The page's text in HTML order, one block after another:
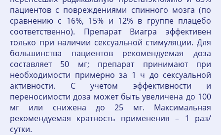
пациентов с повреждениями спинного мозга (по
сравнению с 16%, 15% и 12% в группе плацебо
соответственно). Препарат Виагра эффективен
только при наличии сексуальной стимуляции. Для
большинства пациентов рекомендуемая доза
составляет 50 мг; препарат принимают при
необходимости примерно за 1 ч до сексуальной
активности. С учетом эффективности и
переносимости доза может быть увеличена до 100
мг или снижена до 25 мг. Максимальная
рекомендуемая кратность применения – 1 раз/
сутки.